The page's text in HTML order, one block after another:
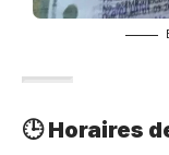
🕒 Horaires